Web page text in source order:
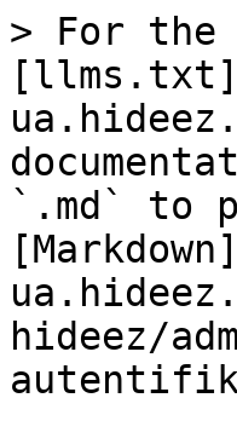
> For the
`.md` to
hideez/